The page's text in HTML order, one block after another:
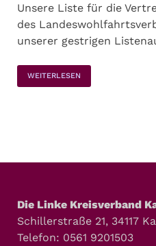
Unsere Liste für die
des
unserer gestrigen
WEITERLESEN
Die Linke Kreisverband
Schillerstraße 21, 34117
Telefon: 0561 9201503